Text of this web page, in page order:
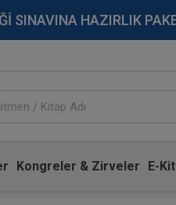
SINAVINA HAZIRLIK
Kongreler & Zirveler E-